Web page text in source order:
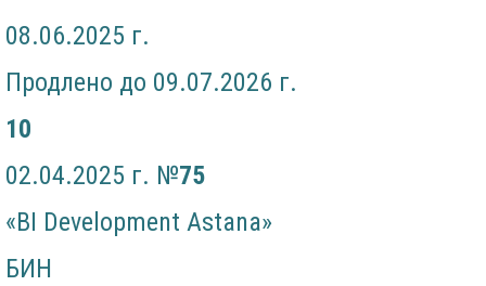
08.06.2025 г.
Продлено до 09.07.2026 г.
10
02.04.2025 г. №75
«BI Development Astana»
БИН